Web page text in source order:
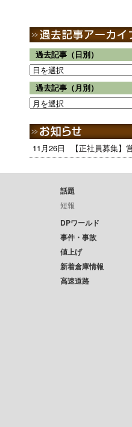
過去記事（日別）
過去記事（月別）
11月26日 【正社員募集】
話題
短報
DPワールド
事件・事故
値上げ
新着倉庫情報
高速道路